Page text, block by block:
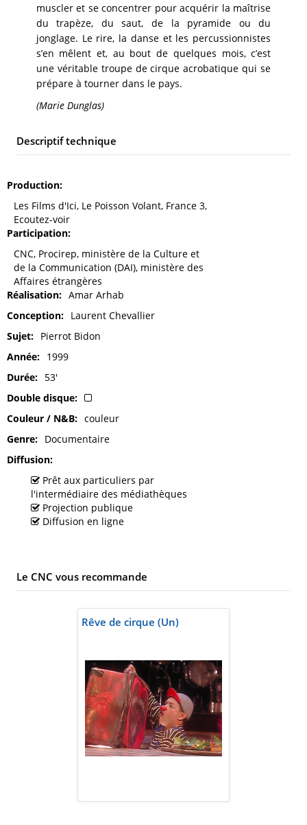
muscler et se concentrer pour acquérir la maîtrise
du trapèze, du saut, de la pyramide ou du
jonglage. Le rire, la danse et les percussionnistes
s’en mêlent et, au bout de quelques mois, c’est
une véritable troupe de cirque acrobatique qui se
prépare à tourner dans le pays.
(Marie Dunglas)
Descriptif technique
Production
Les Films d'Ici, Le Poisson Volant, France 3,
Ecoutez-voir
Participation
CNC, Procirep, ministère de la Culture et
de la Communication (DAI), ministère des
Affaires étrangères
Réalisation
Amar Arhab
Conception
Laurent Chevallier
Sujet
Pierrot Bidon
Année
1999
Durée
53'
Double disque
Couleur / N&B
couleur
Genre
Documentaire
Diffusion
Prêt aux particuliers par
l'intermédiaire des médiathèques
Projection publique
Diffusion en ligne
Le CNC vous recommande
Rêve de cirque (Un)